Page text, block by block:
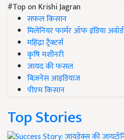
#Top on Krishi Jagran
सफल किसान
मिलेनियर फार्मर ऑफ इंडिया अवॉर्ड
महिंद्रा ट्रैक्टर्स
कृषि मशीनरी
जायद की फसल
बिज़नेस आइडियाज
पीएम किसान
Top Stories